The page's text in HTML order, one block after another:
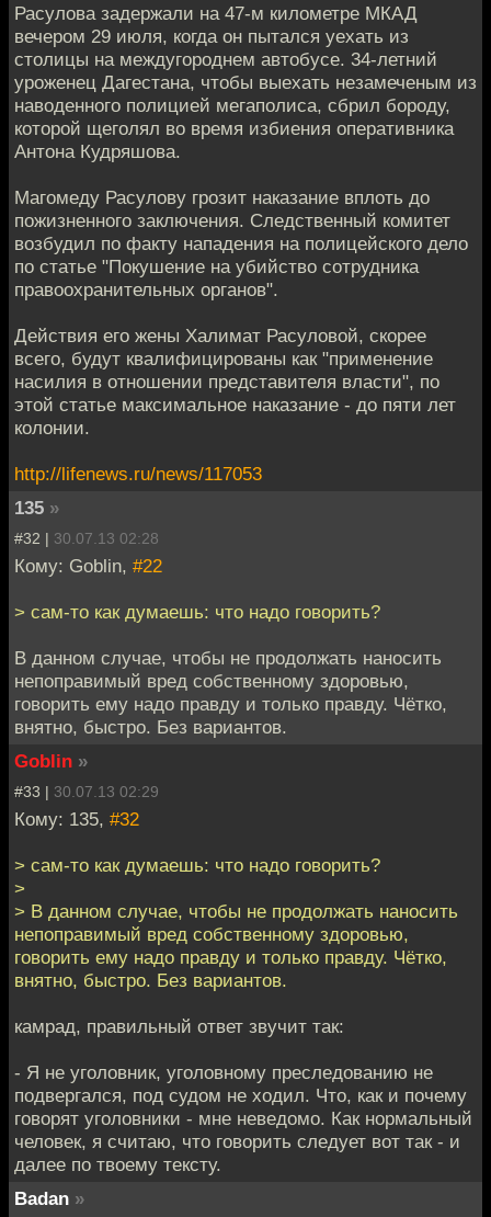
Расулова задержали на 47-м километре МКАД
вечером 29 июля, когда он пытался уехать из
столицы на междугороднем автобусе. 34-летний
уроженец Дагестана, чтобы выехать незамеченым из
наводенного полицией мегаполиса, сбрил бороду,
которой щеголял во время избиения оперативника
Антона Кудряшова.
Магомеду Расулову грозит наказание вплоть до
пожизненного заключения. Следственный комитет
возбудил по факту нападения на полицейского дело
по статье "Покушение на убийство сотрудника
правоохранительных органов".
Действия его жены Халимат Расуловой, скорее
всего, будут квалифицированы как "применение
насилия в отношении представителя власти", по
этой статье максимальное наказание - до пяти лет
колонии.
http://lifenews.ru/news/117053
135 »
#32 | 30.07.13 02:28
Кому: Goblin, #22
> сам-то как думаешь: что надо говорить?
В данном случае, чтобы не продолжать наносить
непоправимый вред собственному здоровью,
говорить ему надо правду и только правду. Чётко,
внятно, быстро. Без вариантов.
Goblin »
#33 | 30.07.13 02:29
Кому: 135, #32
> сам-то как думаешь: что надо говорить?
>
> В данном случае, чтобы не продолжать наносить
непоправимый вред собственному здоровью,
говорить ему надо правду и только правду. Чётко,
внятно, быстро. Без вариантов.
камрад, правильный ответ звучит так:
- Я не уголовник, уголовному преследованию не
подвергался, под судом не ходил. Что, как и почему
говорят уголовники - мне неведомо. Как нормальный
человек, я считаю, что говорить следует вот так - и
далее по твоему тексту.
Badan »